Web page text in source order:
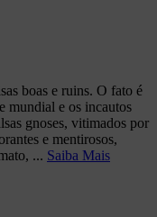
boas e ruins. O fato é
mundial e os incautos
gnoses, vitimados por
e mentirosos,
... Saiba Mais